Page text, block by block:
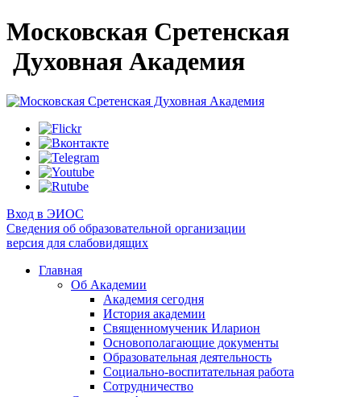
Московская Сретенская
Духовная Академия
Вход в ЭИОС
Сведения об образовательной организации
версия для слабовидящих
Главная
Об Академии
Академия сегодня
История академии
Священномученик Иларион
Основополагающие документы
Образовательная деятельность
Социально-воспитательная работа
Сотрудничество